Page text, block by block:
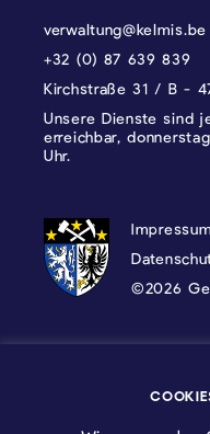
verwaltung@kelmis.be
+32 (0) 87 639 839
Kirchstraße 31 / B -
Unsere Dienste sind
erreichbar,
Uhr.
Impressum
©2026